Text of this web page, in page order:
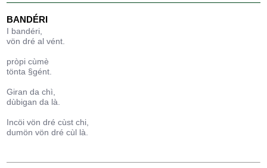
BANDÉRI
I bandéri,
vön dré al vént.
pròpi cùmè
tönta §gént.
Giran da chì,
dùbigan da là.
Incöi vön dré cùst chi,
dumön vön dré cùl là.